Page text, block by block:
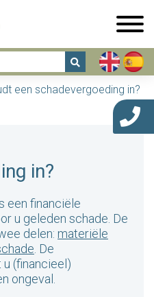
een schadevergoeding in?
in?
een financiële
u geleden schade. De
delen: materiële
. De
(financieel)
ongeval.